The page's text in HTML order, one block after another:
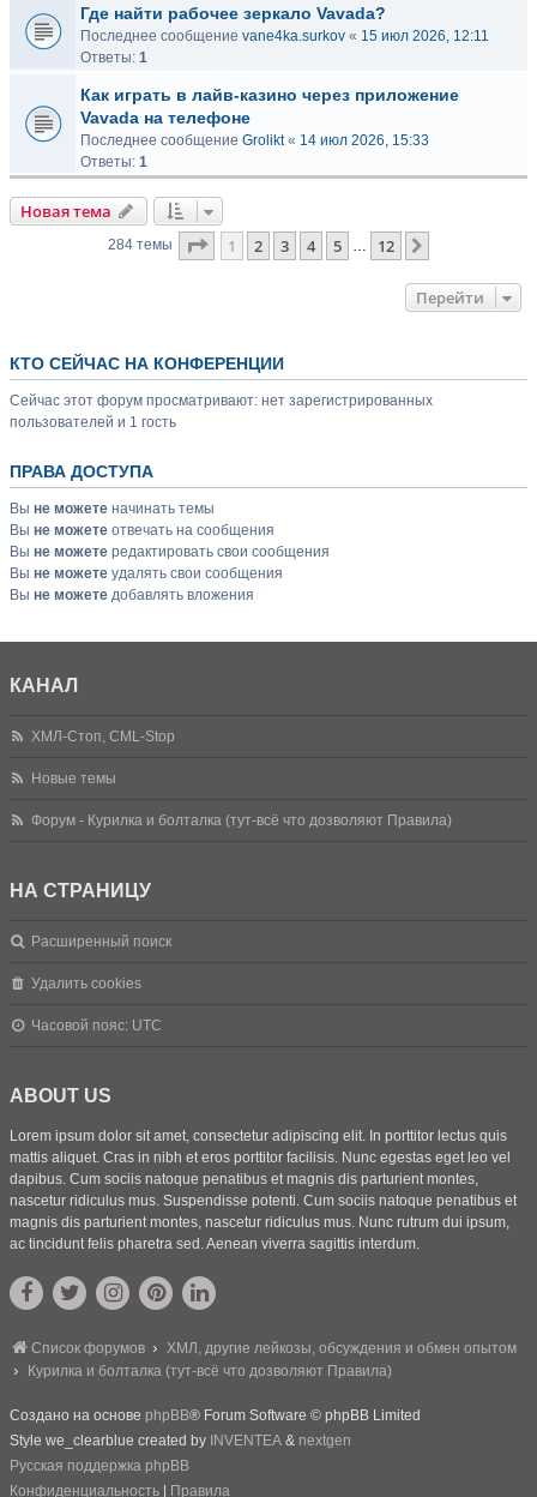
Где найти рабочее зеркало Vavada?
Последнее сообщение vane4ka.surkov « 15 июл 2026, 12:11
Ответы: 1
Как играть в лайв-казино через приложение
Vavada на телефоне
Последнее сообщение Grolikt« 14 июл 2026, 15:33
Ответы: 1
Новая тема
284 темы Страница из 12
1 2 3 4 5 … 12
Перейти
КТО СЕЙЧАС НА КОНФЕРЕНЦИИ
Сейчас этот форум просматривают: нет зарегистрированных
пользователей и 1 гость
ПРАВА ДОСТУПА
Вы не можете начинать темы
Вы не можете отвечать на сообщения
Вы не можете редактировать свои сообщения
Вы не можете удалять свои сообщения
Вы не можете добавлять вложения
КАНАЛ
ХМЛ-Стоп, CML-Stop
Новые темы
Форум - Курилка и болталка (тут-всё что дозволяют Правила)
НА СТРАНИЦУ
Расширенный поиск
Удалить cookies
Часовой пояс: UTC
ABOUT US
Lorem ipsum dolor sit amet, consectetur adipiscing elit. In porttitor lectus quis
mattis aliquet. Cras in nibh et eros porttitor facilisis. Nunc egestas eget leo vel
dapibus. Cum sociis natoque penatibus et magnis dis parturient montes,
nascetur ridiculus mus. Suspendisse potenti. Cum sociis natoque penatibus et
magnis dis parturient montes, nascetur ridiculus mus. Nunc rutrum dui ipsum,
ac tincidunt felis pharetra sed. Aenean viverra sagittis interdum.
Список форумов
ХМЛ, другие лейкозы, обсуждения и обмен опытом
Курилка и болталка (тут-всё что дозволяют Правила)
Создано на основе phpBB® Forum Software © phpBB Limited
Style we_clearblue created by INVENTEA & nextgen
Русская поддержка phpBB
Конфиденциальность
Правила